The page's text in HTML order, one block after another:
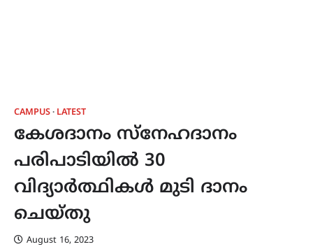
CAMPUS LATEST
കേശദാനം സ്നേഹദാനം
പരിപാടിയിൽ 30
വിദ്യാർത്ഥികൾ മുടി ദാനം
ചെയ്തു
August 16, 2023